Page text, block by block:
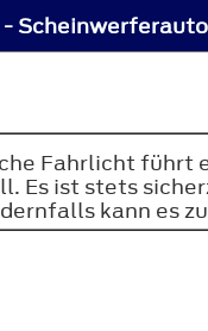
Fahrlicht
Es ist stets
kann es